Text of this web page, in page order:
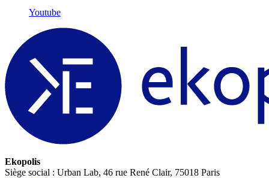
Youtube
Ekopolis
Siège social : Urban Lab, 46 rue René Clair, 75018 Paris